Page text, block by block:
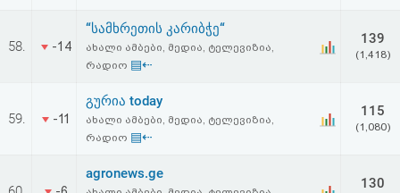
58. -14
“სამხრეთის კარიბჭე“
ახალი ამბები, მედია, ტელევიზია,
რადიო ▤⇠
139
(1,418)
59. -11
გურია today
ახალი ამბები, მედია, ტელევიზია,
რადიო ▤⇠
115
(1,080)
agronews.ge
130